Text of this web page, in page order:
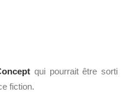
les cartons de tous les
Les américains en font des
qui pourrait être sorti
fiction.